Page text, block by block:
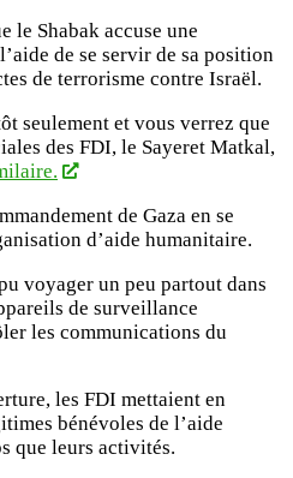
le Shabak accuse une
de se servir de sa position
de terrorisme contre Israël.
seulement et vous verrez que
des FDI, le Sayeret Matkal,
de Gaza en se
d’aide humanitaire.
voyager un peu partout dans
de surveillance
les communications du
les FDI mettaient en
bénévoles de l’aide
que leurs activités.